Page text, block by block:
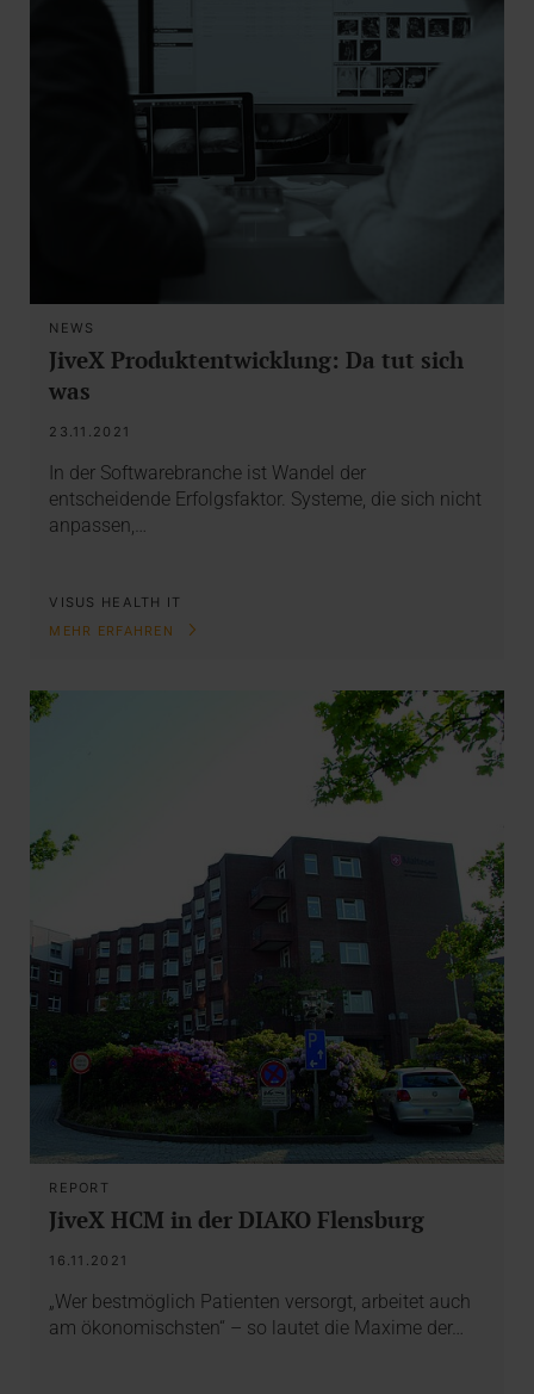
NEWS
JiveX Produktentwicklung: Da tut sich
was
23.11.2021
In der Softwarebranche ist Wandel der
entscheidende Erfolgsfaktor. Systeme, die sich nicht
anpassen,…
VISUS HEALTH IT
MEHR ERFAHREN
REPORT
JiveX HCM in der DIAKO Flensburg
16.11.2021
„Wer bestmöglich Patienten versorgt, arbeitet auch
am ökonomischsten“ – so lautet die Maxime der…